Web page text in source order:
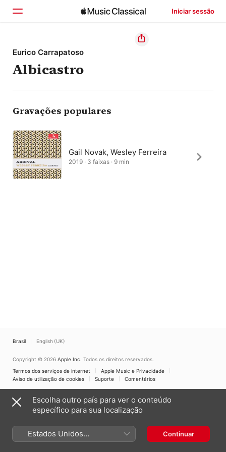
Iniciar sessão
Início
Explorar
Buscar
Eurico Carrapatoso
Albicastro
Gravações populares
Gail Novak, Wesley Ferreira
2019 · 3 faixas · 9 min
Brasil English (UK)
Copyright © 2026 Apple Inc. Todos os direitos reservados.
Termos dos serviços de internet
Apple Music e Privacidade
Aviso de utilização de cookies
Suporte Comentários
Escolha outro país para ver o conteúdo
específico para sua localização
Estados Unidos
(Português Brasil)
Continuar